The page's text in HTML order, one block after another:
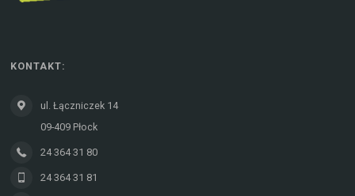
KONTAKT:
ul. Łączniczek 14
09-409 Płock
24 364 31 80
24 364 31 81